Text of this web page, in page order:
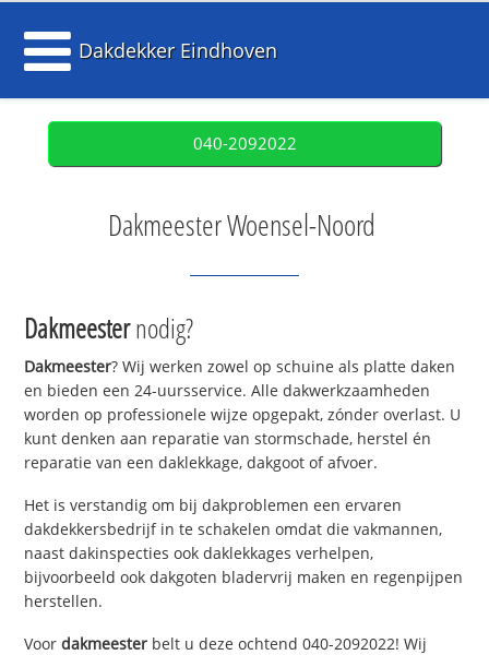
Dakdekker Eindhoven
040-2092022
Dakmeester Woensel-Noord
Dakmeesternodig?
Dakmeester? Wij werken zowel op schuine als platte daken
en bieden een 24-uursservice. Alle dakwerkzaamheden
worden op professionele wijze opgepakt, zónder overlast. U
kunt denken aan reparatie van stormschade, herstel én
reparatie van een daklekkage, dakgoot of afvoer.
Het is verstandig om bij dakproblemen een ervaren
dakdekkersbedrijf in te schakelen omdat die vakmannen,
naast dakinspecties ook daklekkages verhelpen,
bijvoorbeeld ook dakgoten bladervrij maken en regenpijpen
herstellen.
Voordakmeester belt u deze ochtend 040-2092022! Wij